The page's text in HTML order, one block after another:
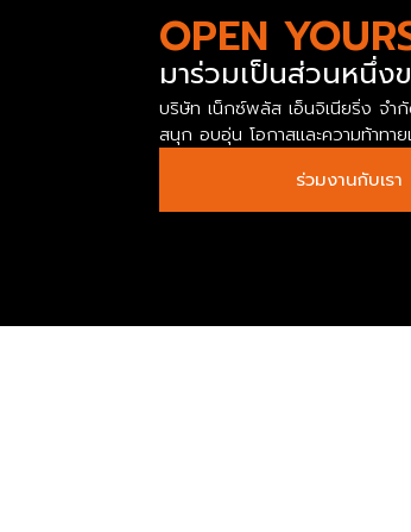
OPEN
มาร่วมเป็นส่วนหนึ่ง
บริษัท เน็กซ์พลัส เอ็นจิเนียริ่ง จำ
สนุก อบอุ่น โอกาสและความท้าท
ร่วมงานกับเรา